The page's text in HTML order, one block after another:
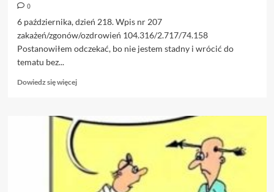
0
6 października, dzień 218. Wpis nr 207
zakażeń/zgonów/ozdrowień 104.316/2.717/74.158
Postanowiłem odczekać, bo nie jestem stadny i wrócić do
tematu bez...
Dowiedz się więcejDowiedz
6.10.